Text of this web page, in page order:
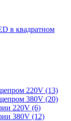
в квадратном
220V (13)
380V (20)
220V (6)
380V (12)